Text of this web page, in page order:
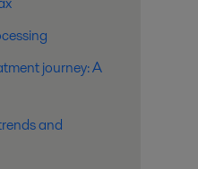
journey: A
and